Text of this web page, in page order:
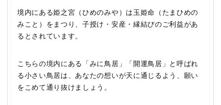
境内にある姫之宮（ひめのみや）は玉姫命（たまひめの
みこと）をまつり、子授け・安産・縁結びのご利益があ
るとされています。
こちらの境内にある「みに鳥居」「開運鳥居」と呼ばれ
る小さい鳥居は、あなたの想いが天に通じるよう、願い
をこめて通り抜けましょう。